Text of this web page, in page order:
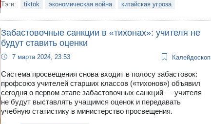
Тэги: tiktok экономическая война китайская угроза
Забастовочные санкции в «тихонах»: учителя не
будут ставить оценки
7 марта 2024, 23:53 Калейдоскоп
Система просвещения снова входит в полосу забастовок:
профсоюз учителей старших классов («тихонов») объявил
сегодня о первом этапе забастовочных санкций — учителя
не будут выставлять учащимся оценок и передавать
учебную статистику в министерство просвещения.